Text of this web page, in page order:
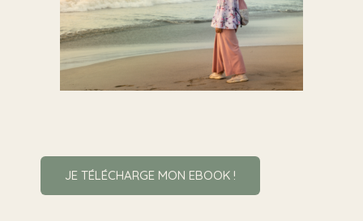
JE TÉLÉCHARGE MON EBOOK !